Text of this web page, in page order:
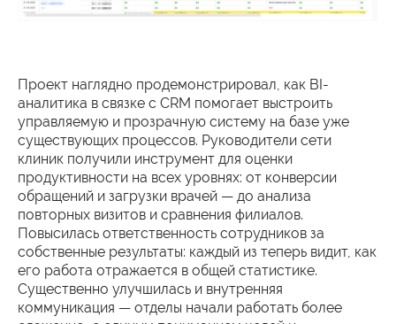
Проект наглядно продемонстрировал, как BI-
аналитика в связке с CRM помогает выстроить
управляемую и прозрачную систему на базе уже
существующих процессов. Руководители сети
клиник получили инструмент для оценки
продуктивности на всех уровнях: от конверсии
обращений и загрузки врачей — до анализа
повторных визитов и сравнения филиалов.
Повысилась ответственность сотрудников за
собственные результаты: каждый из теперь видит, как
его работа отражается в общей статистике.
Существенно улучшилась и внутренняя
коммуникация — отделы начали работать более